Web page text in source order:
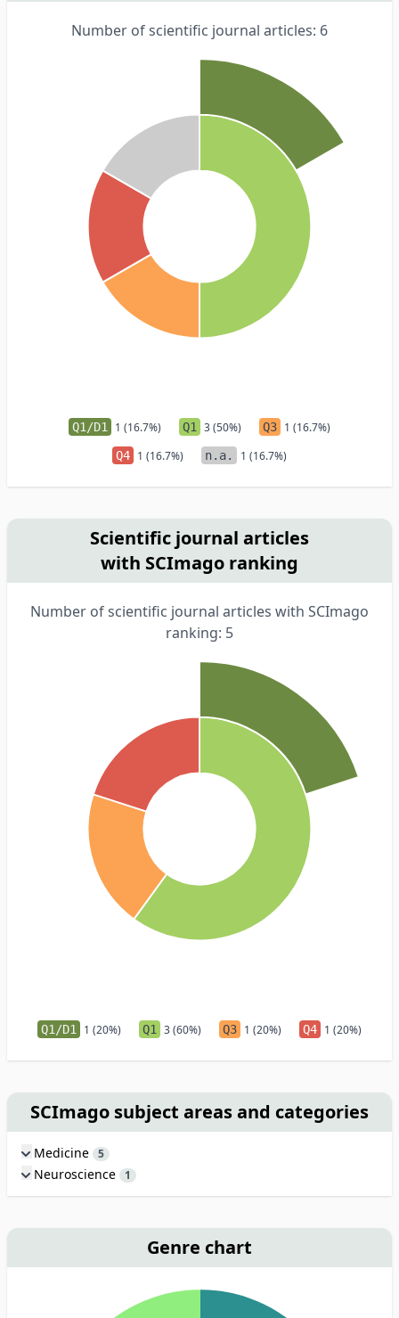
Number of scientific journal articles: 6
Q1/D1 1 (16.7%) Q1 3 (50%) Q3 1 (16.7%)
Q4 1 (16.7%) n.a. 1 (16.7%)
Scientific journal articles
with SCImago ranking
Number of scientific journal articles with SCImago
ranking: 5
Q1/D1 1 (20%) Q1 3 (60%) Q3 1 (20%) Q4 1 (20%)
SCImago subject areas and categories
Medicine 5
Neuroscience 1
Genre chart